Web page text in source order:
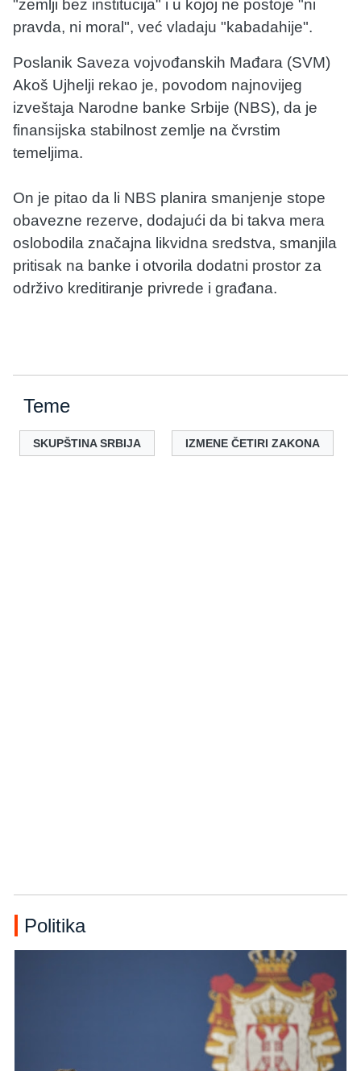
"zemlji bez institucija" i u kojoj ne postoje "ni
pravda, ni moral", već vladaju "kabadahije".
Poslanik Saveza vojvođanskih Mađara (SVM)
Akoš Ujhelji rekao je, povodom najnovijeg
izveštaja Narodne banke Srbije (NBS), da je
finansijska stabilnost zemlje na čvrstim
temeljima.
On je pitao da li NBS planira smanjenje stope
obavezne rezerve, dodajući da bi takva mera
oslobodila značajna likvidna sredstva, smanjila
pritisak na banke i otvorila dodatni prostor za
održivo kreditiranje privrede i građana.
Teme
SKUPŠTINA SRBIJA IZMENE ČETIRI ZAKONA
Politika